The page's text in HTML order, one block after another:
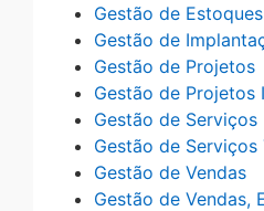
Gestão de Estoques
Gestão de
Gestão de Projetos
Gestão de Projetos
Gestão de Serviços
Gestão de Serviços
Gestão de Vendas
Gestão de Vendas,